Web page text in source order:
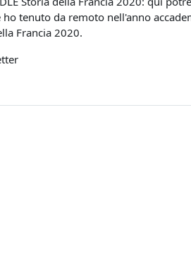
tenuto da remoto nell'anno
Francia 2020.